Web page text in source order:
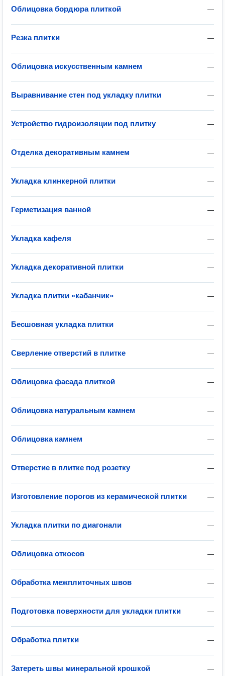
—
Облицовка бордюра плиткой
—
Резка плитки
—
Облицовка искусственным камнем
—
Выравнивание стен под укладку плитки
—
Устройство гидроизоляции под плитку
—
Отделка декоративным камнем
—
Укладка клинкерной плитки
—
Герметизация ванной
—
Укладка кафеля
—
Укладка декоративной плитки
—
Укладка плитки «кабанчик»
—
Бесшовная укладка плитки
—
Сверление отверстий в плитке
—
Облицовка фасада плиткой
—
Облицовка натуральным камнем
—
Облицовка камнем
—
Отверстие в плитке под розетку
—
Изготовление порогов из керамической плитки
—
Укладка плитки по диагонали
—
Облицовка откосов
—
Обработка межплиточных швов
—
Подготовка поверхности для укладки плитки
—
Обработка плитки
—
Затереть швы минеральной крошкой